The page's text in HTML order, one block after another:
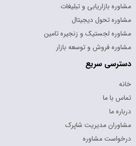
مشاوره بازاریابی و تبلیغات
مشاوره تحول دیجیتال
مشاوره لجستیک و زنجیره تامین
مشاوره فروش و توسعه بازار
دسترسی سریع
خانه
تماس با ما
درباره ما
مشاوران مدیریت شاپرک
درخواست مشاوره